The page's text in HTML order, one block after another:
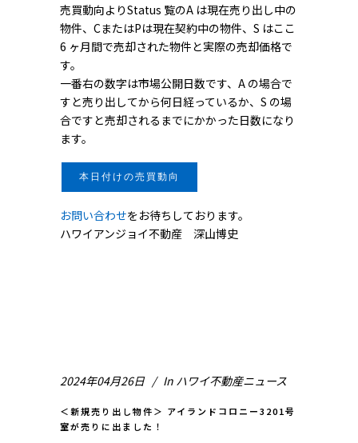
売買動向よりStatus 覧のA は現在売り出し中の
物件、CまたはPは現在契約中の物件、S はここ
6 ヶ月間で売却された物件と実際の売却価格で
す。
一番右の数字は市場公開日数です、A の場合で
すと売り出してから何日経っているか、S の場
合ですと売却されるまでにかかった日数になり
ます。
本日付けの売買動向
お問い合わせをお待ちしております。
ハワイアンジョイ不動産 深山博史
2024年04月26日 In ハワイ不動産ニュース
＜新規売り出し物件＞ アイランドコロニー3201号
室が売りに出ました！